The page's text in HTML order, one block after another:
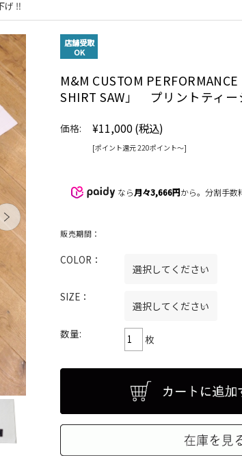
げ ‼
店舗受取
OK
M&M CUSTOM
SHIRT SAW」 プリントティー
価格: ¥11,000 (税込)
[ポイント還元 220ポイント〜]
なら月々3,666円から。分割手数
販売期間：
COLOR：
SIZE：
数量: 枚